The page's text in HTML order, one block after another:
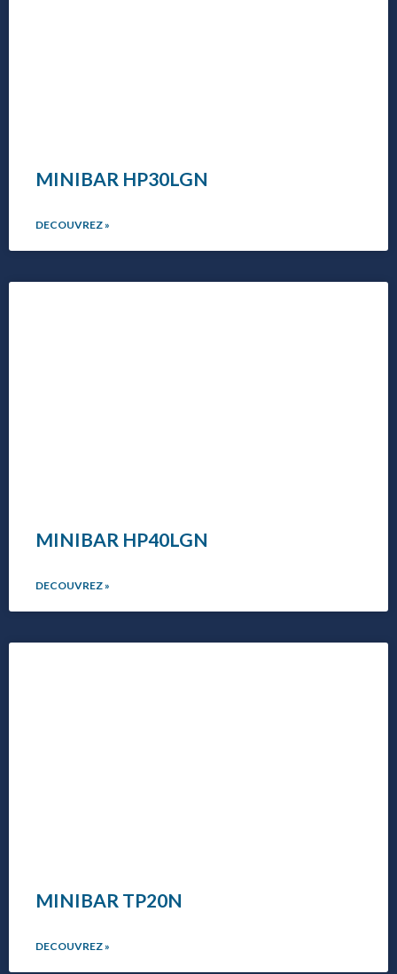
MINIBAR HP30LGN
DECOUVREZ »
MINIBAR HP40LGN
DECOUVREZ »
MINIBAR TP20N
DECOUVREZ »